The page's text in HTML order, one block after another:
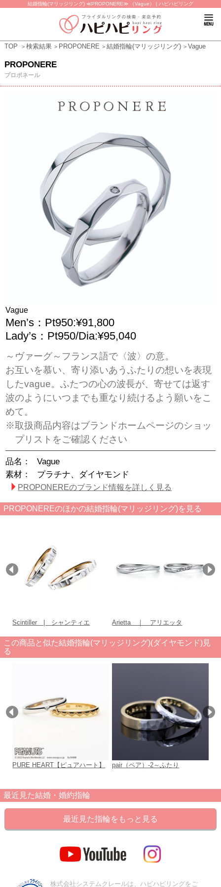
結婚指輪(マリッジリング) ≪PROPONERE≫ （Vague） | ハピハピリング
TOP 検索結果 PROPONERE 結婚指輪(マリッジリング) Vague
PROPONERE
プロポネール
Vague
Men’s：Pt950:¥91,800
Lady’s：Pt950/Dia:¥95,040
～ヴァーグ～フランス語で〈波〉の意。
お互いを慕い、寄り添いあうふたりの想いを表現
したvague。ふたつの心の波長が、寄せては返す
波のようにいつまでも重なり続けるよう願いをこ
めて。
※取扱商品内容はブランドホームページのショッ
プリストをご確認ください
品名：
Vague
素材：
プラチナ、ダイヤモンド
PROPONEREのブランド情報を詳しく見る
PROPONEREのほかの結婚指輪(マリッジリング)を見る
Scintiller | シャンティエ Arietta ｜ アリエッタ
この商品と似た結婚指輪(マリッジリング)(ダイヤモンド)見
る
PURE HEART【ピュアハート】 pair（ペア）-2～ふたり
最近見た結婚・婚約指輪
最近見た指輪をもっと見る
株式会社システムクレールは、ハピハピリングをご